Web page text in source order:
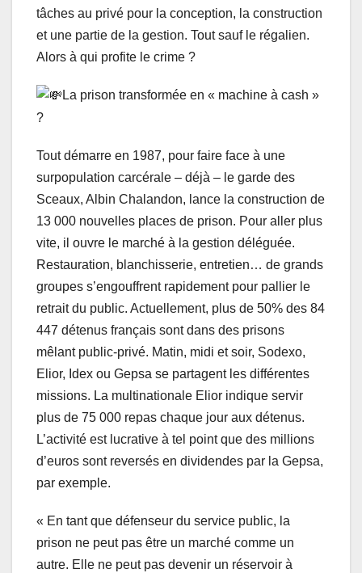
tâches au privé pour la conception, la construction
et une partie de la gestion. Tout sauf le régalien.
Alors à qui profite le crime ?
La prison transformée en « machine à cash »
?
Tout démarre en 1987, pour faire face à une
surpopulation carcérale – déjà – le garde des
Sceaux, Albin Chalandon, lance la construction de
13 000 nouvelles places de prison. Pour aller plus
vite, il ouvre le marché à la gestion déléguée.
Restauration, blanchisserie, entretien… de grands
groupes s’engouffrent rapidement pour pallier le
retrait du public. Actuellement, plus de 50% des 84
447 détenus français sont dans des prisons
mêlant public-privé. Matin, midi et soir, Sodexo,
Elior, Idex ou Gepsa se partagent les différentes
missions. La multinationale Elior indique servir
plus de 75 000 repas chaque jour aux détenus.
L’activité est lucrative à tel point que des millions
d’euros sont reversés en dividendes par la Gepsa,
par exemple.
« En tant que défenseur du service public, la
prison ne peut pas être un marché comme un
autre. Elle ne peut pas devenir un réservoir à